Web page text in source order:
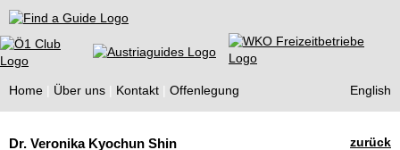
Find a Guide
Home Über uns Kontakt Offenlegung English
zurück
Dr. Veronika Kyochun Shin